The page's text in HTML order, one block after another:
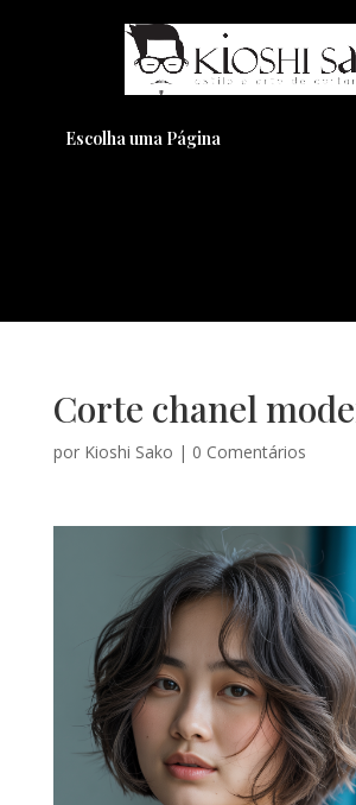
Escolha uma Página
Corte chanel
por Kioshi Sako | 0 Comentários
Pensando em
Visual??